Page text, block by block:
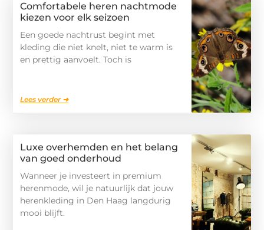
Comfortabele heren nachtmode
kiezen voor elk seizoen
Een goede nachtrust begint met
kleding die niet knelt, niet te warm is
en prettig aanvoelt. Toch is
Lees verder ➜
Luxe overhemden en het belang
van goed onderhoud
Wanneer je investeert in premium
herenmode, wil je natuurlijk dat jouw
herenkleding in Den Haag langdurig
mooi blijft.